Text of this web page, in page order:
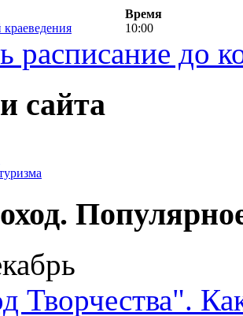
Время
10:00
расписание до
сайта
Творчества".